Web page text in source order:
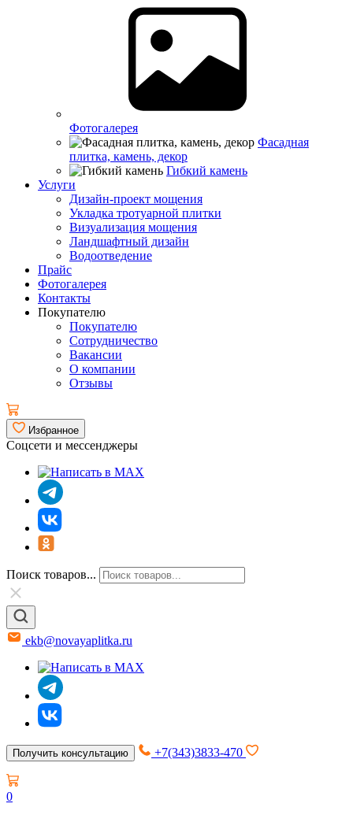
Фотогалерея
Фасадная
плитка, камень, декор
Гибкий камень
Услуги
Дизайн-проект мощения
Укладка тротуарной плитки
Визуализация мощения
Ландшафтный дизайн
Водоотведение
Прайс
Фотогалерея
Контакты
Покупателю
Покупателю
Сотрудничество
Вакансии
О компании
Отзывы
Избранное
Соцсети и мессенджеры
Поиск товаров...
ekb@novayaplitka.ru
Получить консультацию +7(343)3833-470
0